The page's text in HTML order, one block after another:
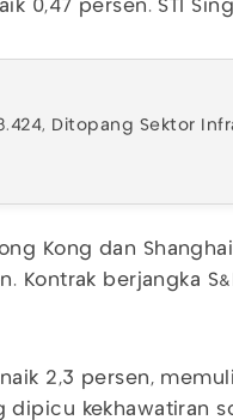
0,47 persen. STI
8.424, Ditopang Sektor
Kong dan
Kontrak berjangka
2,3 persen,
dipicu kekhawatiran